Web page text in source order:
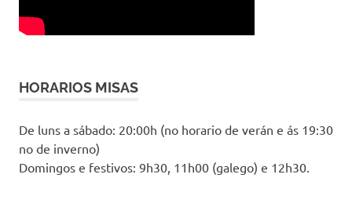
HORARIOS MISAS
De luns a sábado: 20:00h (no horario de verán e ás 19:30
no de inverno)
Domingos e festivos: 9h30, 11h00 (galego) e 12h30.